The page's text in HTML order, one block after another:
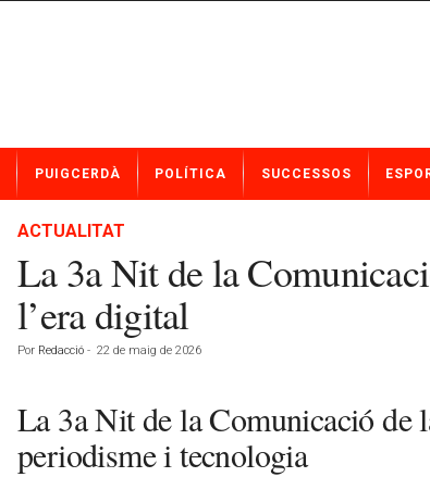
t
PUIGCERDÀ POLÍTICA SUCCESSOS
ACTUALITAT
La 3a Nit de la
l’era digital
Por Redacció - 22 de maig de 2026
La 3a Nit de la Comunicació de
periodisme i tecnologia